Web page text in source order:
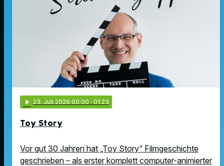
play_arrow 23. Juli 2026 00:00 · 01:23
Toy Story
Vor gut 30 Jahren hat „Toy Story“ Filmgeschichte
geschrieben – als erster komplett computer-animierter